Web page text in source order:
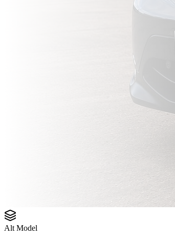
Alt Model